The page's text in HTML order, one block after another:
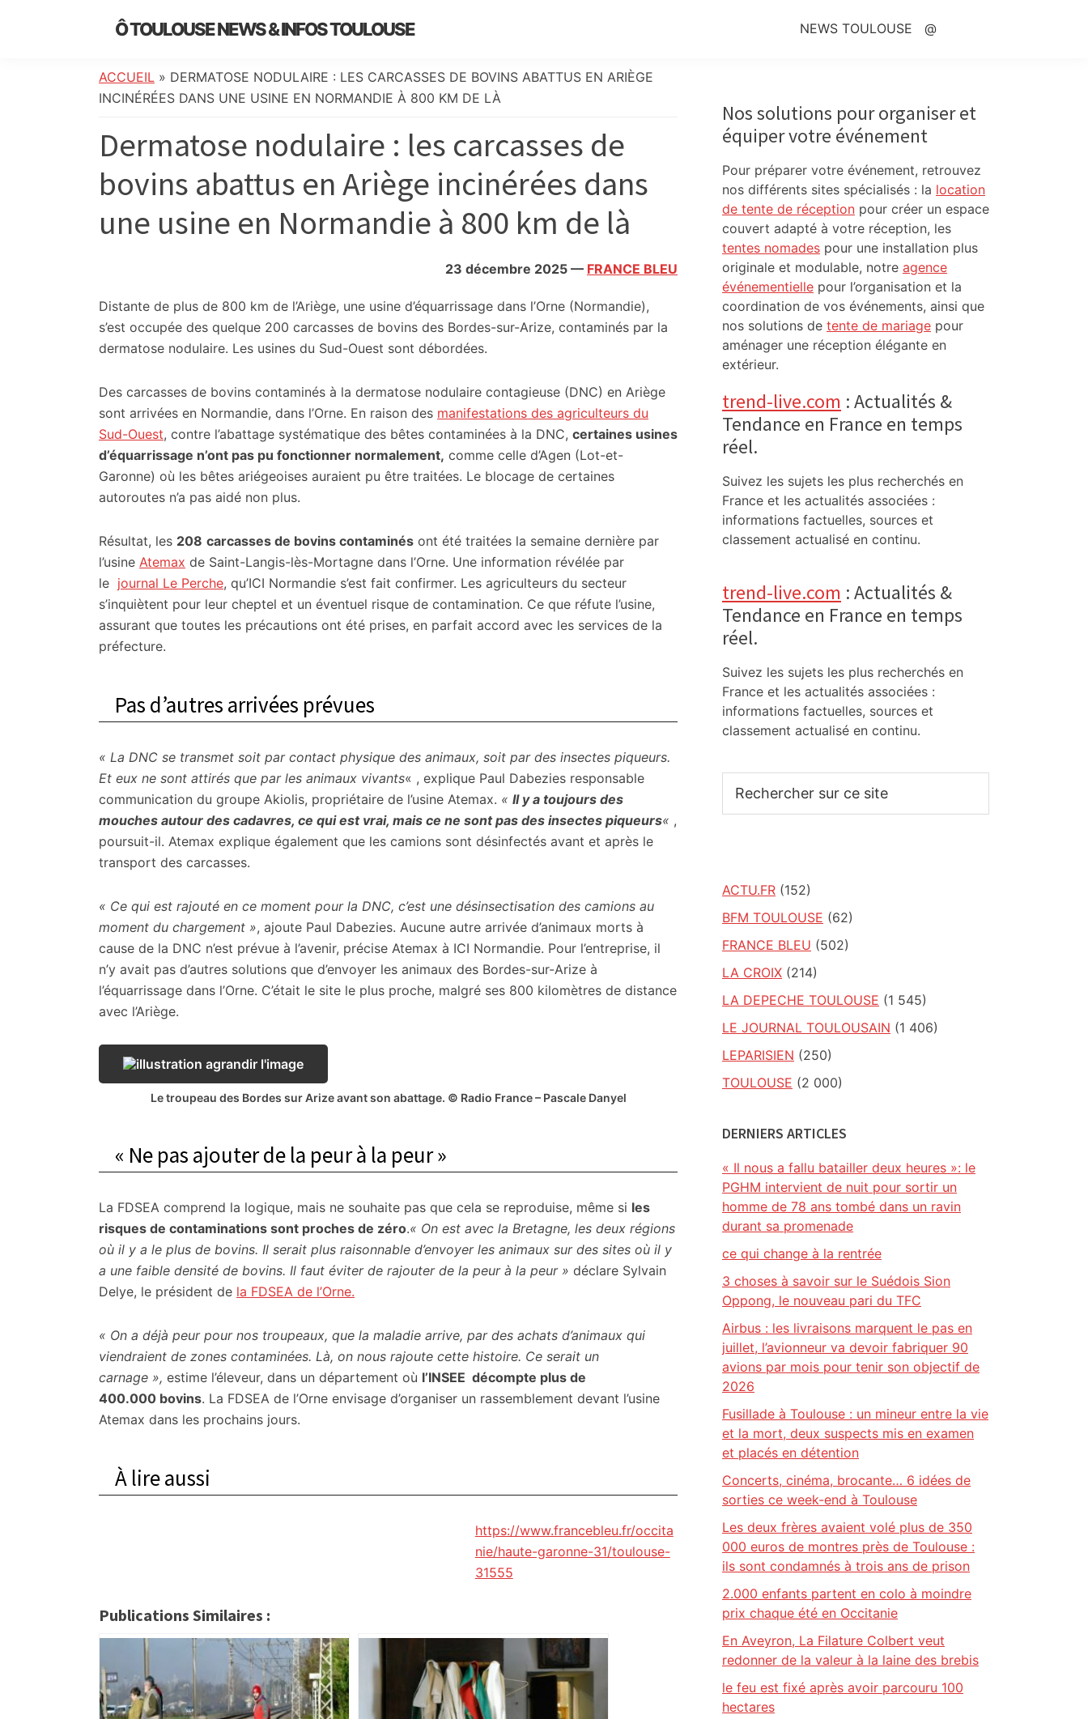
Ô TOULOUSE NEWS & INFOS TOULOUSE
de
l’actualité
info
locale,
société,
culture,
politique,
divers
et
initiatives
NEWS TOULOUSE @
ACCUEIL » DERMATOSE NODULAIRE : LES CARCASSES DE BOVINS ABATTUS EN ARIÈGE
INCINÉRÉES DANS UNE USINE EN NORMANDIE À 800 KM DE LÀ
Dermatose nodulaire : les carcasses de
bovins abattus en Ariège incinérées dans
une usine en Normandie à 800 km de là
23 décembre 2025 — FRANCE BLEU
Distante de plus de 800 km de l’Ariège, une usine d’équarrissage dans l’Orne (Normandie),
s’est occupée des quelque 200 carcasses de bovins des Bordes-sur-Arize, contaminés par la
dermatose nodulaire. Les usines du Sud-Ouest sont débordées.
Des carcasses de bovins contaminés à la dermatose nodulaire contagieuse (DNC) en Ariège
sont arrivées en Normandie, dans l’Orne. En raison des manifestations des agriculteurs du
Sud-Ouest, contre l’abattage systématique des bêtes contaminées à la DNC, certaines usines
d’équarrissage n’ont pas pu fonctionner normalement, comme celle d’Agen (Lot-et-
Garonne) où les bêtes ariégeoises auraient pu être traitées. Le blocage de certaines
autoroutes n’a pas aidé non plus.
Résultat, les 208 carcasses de bovins contaminés ont été traitées la semaine dernière par
l’usine Atemax de Saint-Langis-lès-Mortagne dans l’Orne. Une information révélée par
le journal Le Perche, qu’ICI Normandie s’est fait confirmer. Les agriculteurs du secteur
s’inquiètent pour leur cheptel et un éventuel risque de contamination. Ce que réfute l’usine,
assurant que toutes les précautions ont été prises, en parfait accord avec les services de la
préfecture.
Pas d’autres arrivées prévues
« La DNC se transmet soit par contact physique des animaux, soit par des insectes piqueurs.
Et eux ne sont attirés que par les animaux vivants« , explique Paul Dabezies responsable
communication du groupe Akiolis, propriétaire de l’usine Atemax. « Il y a toujours des
mouches autour des cadavres, ce qui est vrai, mais ce ne sont pas des insectes piqueurs« ,
poursuit-il. Atemax explique également que les camions sont désinfectés avant et après le
transport des carcasses.
« Ce qui est rajouté en ce moment pour la DNC, c’est une désinsectisation des camions au
moment du chargement », ajoute Paul Dabezies. Aucune autre arrivée d’animaux morts à
cause de la DNC n’est prévue à l’avenir, précise Atemax à ICI Normandie. Pour l’entreprise, il
n’y avait pas d’autres solutions que d’envoyer les animaux des Bordes-sur-Arize à
l’équarrissage dans l’Orne. C’était le site le plus proche, malgré ses 800 kilomètres de distance
avec l’Ariège.
Le troupeau des Bordes sur Arize avant son abattage. © Radio France – Pascale Danyel
« Ne pas ajouter de la peur à la peur »
La FDSEA comprend la logique, mais ne souhaite pas que cela se reproduise, même si les
risques de contaminations sont proches de zéro.« On est avec la Bretagne, les deux régions
où il y a le plus de bovins. Il serait plus raisonnable d’envoyer les animaux sur des sites où il y
a une faible densité de bovins. Il faut éviter de rajouter de la peur à la peur » déclare Sylvain
Delye, le président de la FDSEA de l’Orne.
« On a déjà peur pour nos troupeaux, que la maladie arrive, par des achats d’animaux qui
viendraient de zones contaminées. Là, on nous rajoute cette histoire. Ce serait un
carnage », estime l’éleveur, dans un département où l’INSEE décompte plus de
400.000 bovins. La FDSEA de l’Orne envisage d’organiser un rassemblement devant l’usine
Atemax dans les prochains jours.
À lire aussi
https://www.francebleu.fr/occita
nie/haute-garonne-31/toulouse-
31555
Publications Similaires :
Sidebar
Nos solutions pour organiser et
équiper votre événement
Pour préparer votre événement, retrouvez
nos différents sites spécialisés : la location
de tente de réception pour créer un espace
couvert adapté à votre réception, les
tentes nomades pour une installation plus
originale et modulable, notre agence
événementielle pour l’organisation et la
coordination de vos événements, ainsi que
nos solutions de tente de mariage pour
aménager une réception élégante en
extérieur.
trend-live.com : Actualités &
Tendance en France en temps
réel.
Suivez les sujets les plus recherchés en
France et les actualités associées :
informations factuelles, sources et
classement actualisé en continu.
trend-live.com : Actualités &
Tendance en France en temps
réel.
Suivez les sujets les plus recherchés en
France et les actualités associées :
informations factuelles, sources et
classement actualisé en continu.
sur
ACTU.FR (152)
BFM TOULOUSE (62)
FRANCE BLEU (502)
LA CROIX (214)
LA DEPECHE TOULOUSE (1 545)
LE JOURNAL TOULOUSAIN (1 406)
LEPARISIEN (250)
TOULOUSE (2 000)
DERNIERS ARTICLES
« Il nous a fallu batailler deux heures »: le
PGHM intervient de nuit pour sortir un
homme de 78 ans tombé dans un ravin
durant sa promenade
ce qui change à la rentrée
3 choses à savoir sur le Suédois Sion
Oppong, le nouveau pari du TFC
Airbus : les livraisons marquent le pas en
juillet, l’avionneur va devoir fabriquer 90
avions par mois pour tenir son objectif de
2026
Fusillade à Toulouse : un mineur entre la vie
et la mort, deux suspects mis en examen
et placés en détention
Concerts, cinéma, brocante… 6 idées de
sorties ce week-end à Toulouse
Les deux frères avaient volé plus de 350
000 euros de montres près de Toulouse :
ils sont condamnés à trois ans de prison
2.000 enfants partent en colo à moindre
prix chaque été en Occitanie
En Aveyron, La Filature Colbert veut
redonner de la valeur à la laine des brebis
le feu est fixé après avoir parcouru 100
hectares